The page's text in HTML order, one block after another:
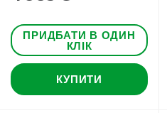
ПРИДБАТИ В ОДИН
КЛІК
КУПИТИ